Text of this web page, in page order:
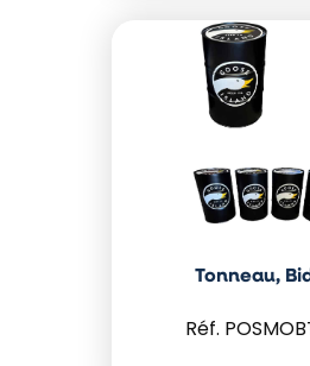
Tonneau,